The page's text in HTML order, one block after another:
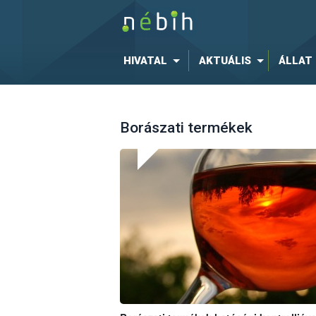
HIVATAL AKTUÁLIS ÁLLAT
Borászati termékek